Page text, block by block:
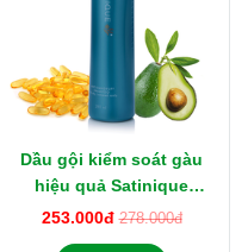
Dầu gội kiểm soát gàu
hiệu quả Satinique
Amway 280ml
253.000đ 278.000đ